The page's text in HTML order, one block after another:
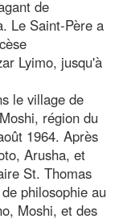
de
Le Saint-Père a
Lyimo, jusqu'à
le village de
région du
1964. Après
Arusha, et
St. Thomas
philosophie au
Moshi, et des